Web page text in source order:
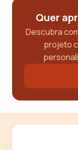
Quer
Descubra
projeto